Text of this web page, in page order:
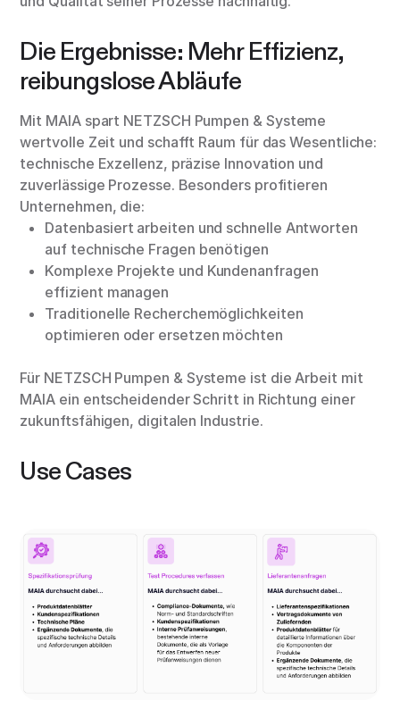
Die Ergebnisse: Mehr Effizienz,
reibungslose Abläufe
Mit MAIA spart NETZSCH Pumpen & Systeme
wertvolle Zeit und schafft Raum für das Wesentliche:
technische Exzellenz, präzise Innovation und
zuverlässige Prozesse. Besonders profitieren
Unternehmen, die:
Datenbasiert arbeiten und schnelle Antworten
auf technische Fragen benötigen
Komplexe Projekte und Kundenanfragen
effizient managen
Traditionelle Recherchemöglichkeiten
optimieren oder ersetzen möchten
Für NETZSCH Pumpen & Systeme ist die Arbeit mit
MAIA ein entscheidender Schritt in Richtung einer
zukunftsfähigen, digitalen Industrie.
Use Cases